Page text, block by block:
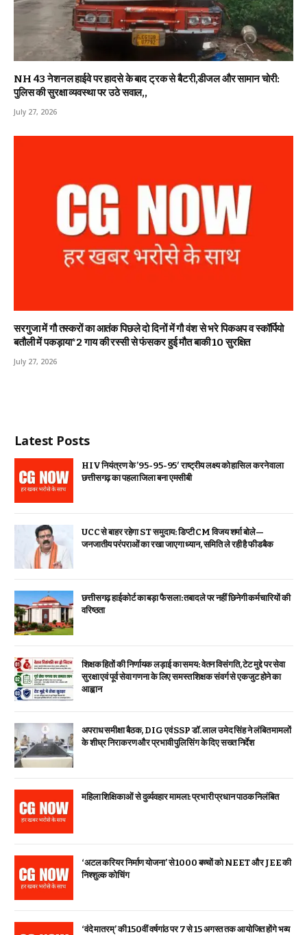
NH 43 नेशनल हाईवे पर हादसे के बाद ट्रक से बैटरी,डीजल और सामान चोरी:
पुलिस की सुरक्षा व्यवस्था पर उठे सवाल,,
July 27, 2026
सरगुजा में गौ तस्करों का आतंक पिछले दो दिनों में गौ वंश से भरे पिकअप व स्कॉर्पियो
बतौली में पकड़ाया*2 गाय की रस्सी से फंसकर हुई मौत बाकी 10 सुरक्षित
July 27, 2026
Latest Posts
HIV नियंत्रण के ’95-95-95′ राष्ट्रीय लक्ष्य को हासिल करने वाला
छत्तीसगढ़ का पहला जिला बना एमसीबी
UCC से बाहर रहेगा ST समुदाय: डिप्टी CM विजय शर्मा बोले—
जनजातीय परंपराओं का रखा जाएगा ध्यान, समिति ले रही है फीडबैक
छत्तीसगढ़ हाईकोर्ट का बड़ा फैसला: तबादले पर नहीं छिनेगी कर्मचारियों की
वरिष्ठता
शिक्षक हितों की निर्णायक लड़ाई का समय: वेतन विसंगति, टेट मुद्दे पर सेवा
सुरक्षा एवं पूर्व सेवा गणना के लिए समस्त शिक्षक संवर्ग से एकजुट होने का
आह्वान
अपराध समीक्षा बैठक, DIG एवं SSP डॉ. लाल उमेद सिंह ने लंबित मामलों
के शीघ्र निराकरण और प्रभावी पुलिसिंग के दिए सख्त निर्देश
महिला शिक्षिकाओं से दुर्व्यवहार मामला: प्रभारी प्रधान पाठक निलंबित
‘अटल करियर निर्माण योजना’ से 1000 बच्चों को NEET और JEE की
निश्शुल्क कोचिंग
‘वंदे मातरम्’ की 150वीं वर्षगांठ पर 7 से 15 अगस्त तक आयोजित होंगे भव्य